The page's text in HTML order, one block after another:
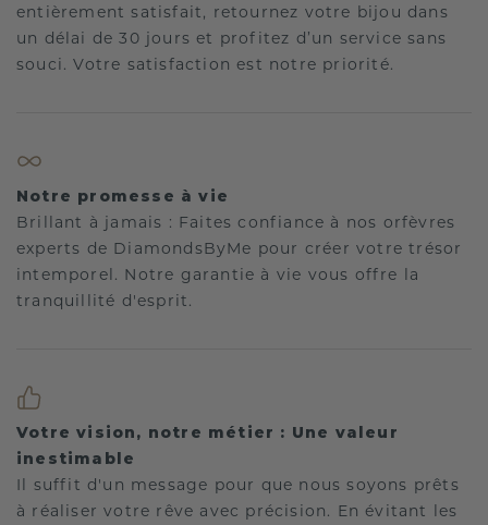
entièrement satisfait, retournez votre bijou dans
un délai de 30 jours et profitez d’un service sans
souci. Votre satisfaction est notre priorité.
Notre promesse à vie
Brillant à jamais : Faites confiance à nos orfèvres
experts de DiamondsByMe pour créer votre trésor
intemporel. Notre garantie à vie vous offre la
tranquillité d'esprit.
Votre vision, notre métier : Une valeur
inestimable
Il suffit d'un message pour que nous soyons prêts
à réaliser votre rêve avec précision. En évitant les